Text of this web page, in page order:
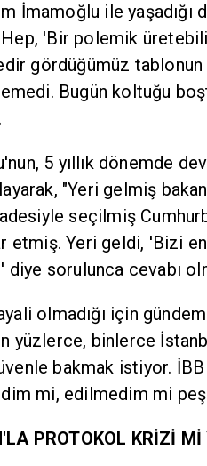
İmamoğlu ile
'Bir polemik
gördüğümüz tablonun
Bugün koltuğu
5 yıllık dönemde
"Yeri gelmiş
seçilmiş
etmiş. Yeri geldi, 'Bizi
diye sorulunca cevabı
olmadığı için
yüzlerce, binlerce
bakmak istiyor.
mi, edilmedim mi
PROTOKOL KRİZİ Mİ